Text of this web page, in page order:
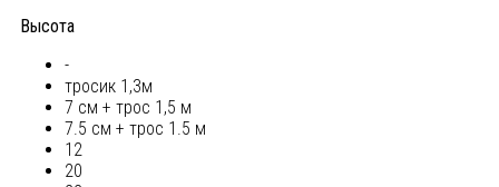
Высота
-
тросик 1,3м
7 см + трос 1,5 м
7.5 см + трос 1.5 м
12
20